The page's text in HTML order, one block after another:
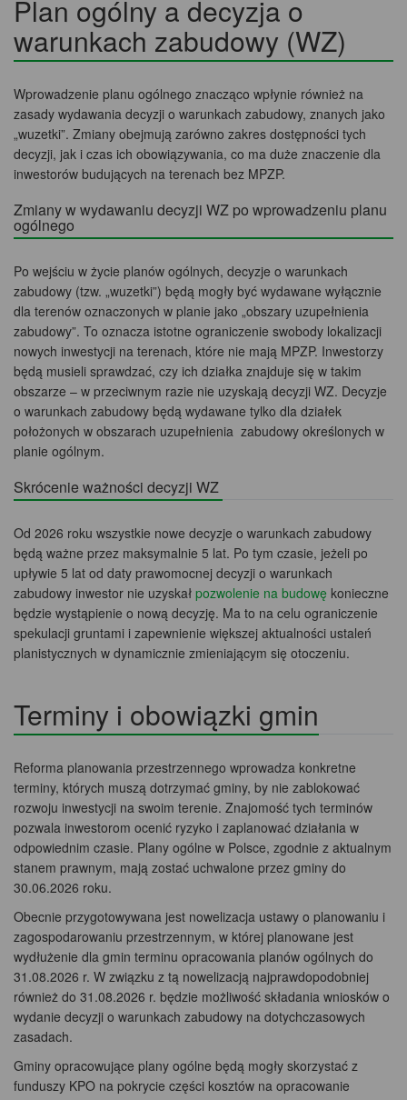
Plan ogólny a decyzja o
warunkach zabudowy (WZ)
Wprowadzenie planu ogólnego znacząco wpłynie również na
zasady wydawania decyzji o warunkach zabudowy, znanych jako
„wuzetki”. Zmiany obejmują zarówno zakres dostępności tych
decyzji, jak i czas ich obowiązywania, co ma duże znaczenie dla
inwestorów budujących na terenach bez MPZP.
Zmiany w wydawaniu decyzji WZ po wprowadzeniu planu
ogólnego
Po wejściu w życie planów ogólnych, decyzje o warunkach
zabudowy (tzw. „wuzetki”) będą mogły być wydawane wyłącznie
dla terenów oznaczonych w planie jako „obszary uzupełnienia
zabudowy”. To oznacza istotne ograniczenie swobody lokalizacji
nowych inwestycji na terenach, które nie mają MPZP. Inwestorzy
będą musieli sprawdzać, czy ich działka znajduje się w takim
obszarze – w przeciwnym razie nie uzyskają decyzji WZ. Decyzje
o warunkach zabudowy będą wydawane tylko dla działek
położonych w obszarach uzupełnienia zabudowy określonych w
planie ogólnym.
Skrócenie ważności decyzji WZ
Od 2026 roku wszystkie nowe decyzje o warunkach zabudowy
będą ważne przez maksymalnie 5 lat. Po tym czasie, jeżeli po
upływie 5 lat od daty prawomocnej decyzji o warunkach
zabudowy inwestor nie uzyskał pozwolenie na budowę konieczne
będzie wystąpienie o nową decyzję. Ma to na celu ograniczenie
spekulacji gruntami i zapewnienie większej aktualności ustaleń
planistycznych w dynamicznie zmieniającym się otoczeniu.
Terminy i obowiązki gmin
Reforma planowania przestrzennego wprowadza konkretne
terminy, których muszą dotrzymać gminy, by nie zablokować
rozwoju inwestycji na swoim terenie. Znajomość tych terminów
pozwala inwestorom ocenić ryzyko i zaplanować działania w
odpowiednim czasie. Plany ogólne w Polsce, zgodnie z aktualnym
stanem prawnym, mają zostać uchwalone przez gminy do
30.06.2026 roku.
Obecnie przygotowywana jest nowelizacja ustawy o planowaniu i
zagospodarowaniu przestrzennym, w której planowane jest
wydłużenie dla gmin terminu opracowania planów ogólnych do
31.08.2026 r. W związku z tą nowelizacją najprawdopodobniej
również do 31.08.2026 r. będzie możliwość składania wniosków o
wydanie decyzji o warunkach zabudowy na dotychczasowych
zasadach.
Gminy opracowujące plany ogólne będą mogły skorzystać z
funduszy KPO na pokrycie części kosztów na opracowanie